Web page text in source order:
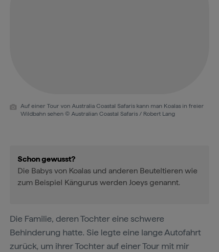
Auf einer Tour von Australia Coastal Safaris kann man Koalas in freier
Wildbahn sehen © Australian Coastal Safaris / Robert Lang
Schon gewusst?
Die Babys von Koalas und anderen Beuteltieren wie
zum Beispiel Kängurus werden Joeys genannt.
Die Familie, deren Tochter eine schwere
Behinderung hatte. Sie legte eine lange Autofahrt
zurück, um ihrer Tochter auf einer Tour mit mir